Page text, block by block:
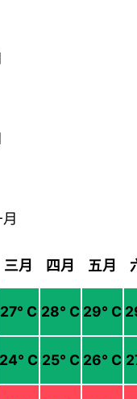
三月 四月 五月
27° C 28° C 29° C
24° C 25° C 26° C